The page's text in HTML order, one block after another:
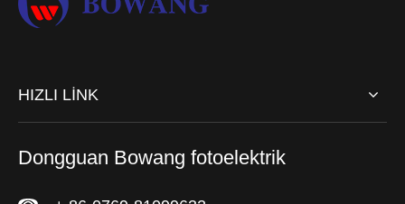
HIZLI LİNK
Dongguan Bowang fotoelektrik